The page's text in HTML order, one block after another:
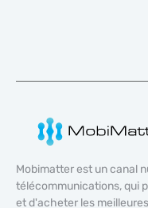
Mobimatter est un canal
télécommunications, qui
et d'acheter les